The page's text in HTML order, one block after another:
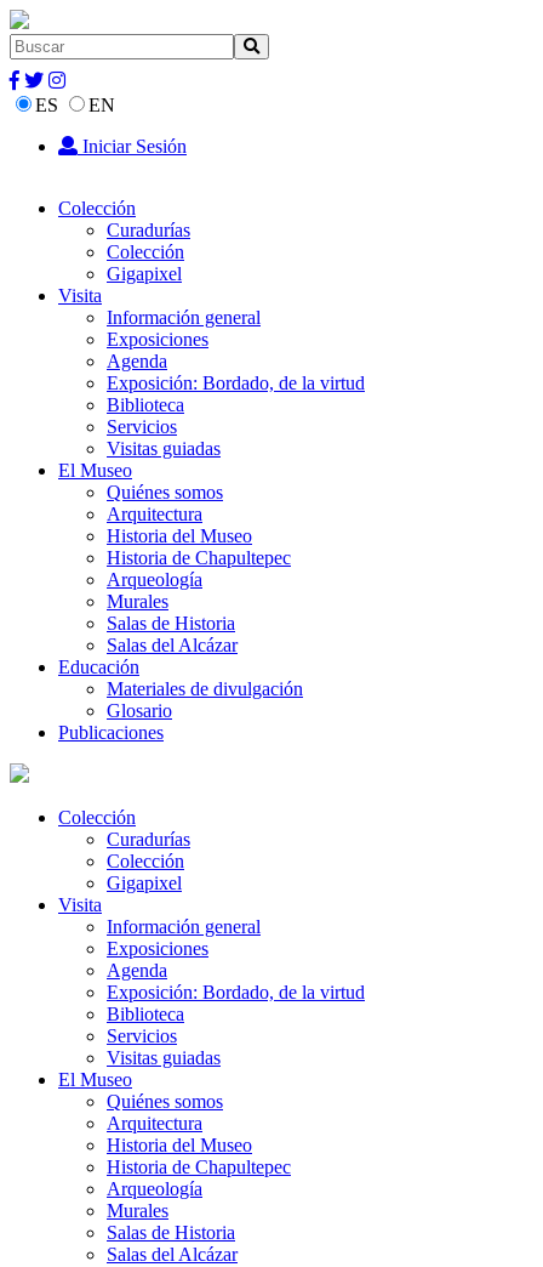
ES
EN
Iniciar Sesión
Colección
Curadurías
Colección
Gigapixel
Visita
Información general
Exposiciones
Agenda
Exposición: Bordado, de la virtud
Biblioteca
Servicios
Visitas guiadas
El Museo
Quiénes somos
Arquitectura
Historia del Museo
Historia de Chapultepec
Arqueología
Murales
Salas de Historia
Salas del Alcázar
Educación
Materiales de divulgación
Glosario
Publicaciones
Colección
Curadurías
Colección
Gigapixel
Visita
Información general
Exposiciones
Agenda
Exposición: Bordado, de la virtud
Biblioteca
Servicios
Visitas guiadas
El Museo
Quiénes somos
Arquitectura
Historia del Museo
Historia de Chapultepec
Arqueología
Murales
Salas de Historia
Salas del Alcázar